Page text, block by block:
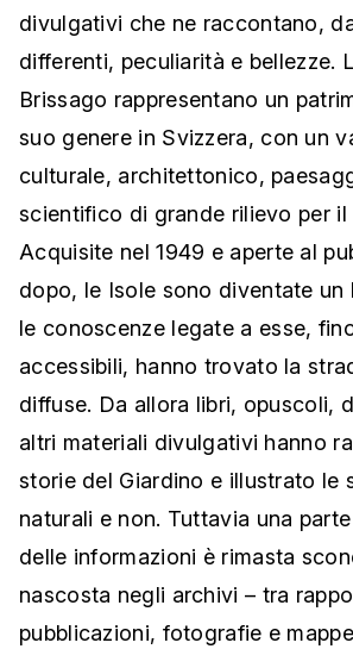
divulgativi che ne raccontano,
differenti, peculiarità e bellezze.
Brissago rappresentano un
suo genere in Svizzera, con un
culturale, architettonico,
scientifico di grande rilievo per il
Acquisite nel 1949 e aperte al
dopo, le Isole sono diventate un
le conoscenze legate a esse,
accessibili, hanno trovato la
diffuse. Da allora libri, opuscoli,
altri materiali divulgativi hanno
storie del Giardino e illustrato le
naturali e non. Tuttavia una
delle informazioni è rimasta
nascosta negli archivi – tra
pubblicazioni, fotografie e